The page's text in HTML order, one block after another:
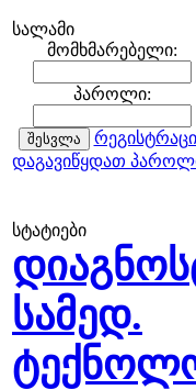
სალამი
მომხმარებელი:
პაროლი:
დაგავიწყდათ
სტატიები
სამედ.